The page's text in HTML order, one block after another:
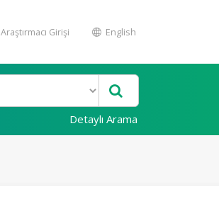
Araştırmacı Girişi English
Detaylı Arama